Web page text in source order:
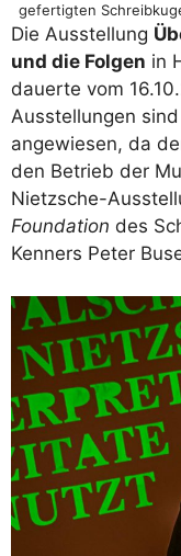
gefertigten
Die Ausstellung
und die Folgen in
dauerte vom
Ausstellungen
angewiesen, da
den Betrieb der
Nietzsche-
Foundation des
Kenners Peter